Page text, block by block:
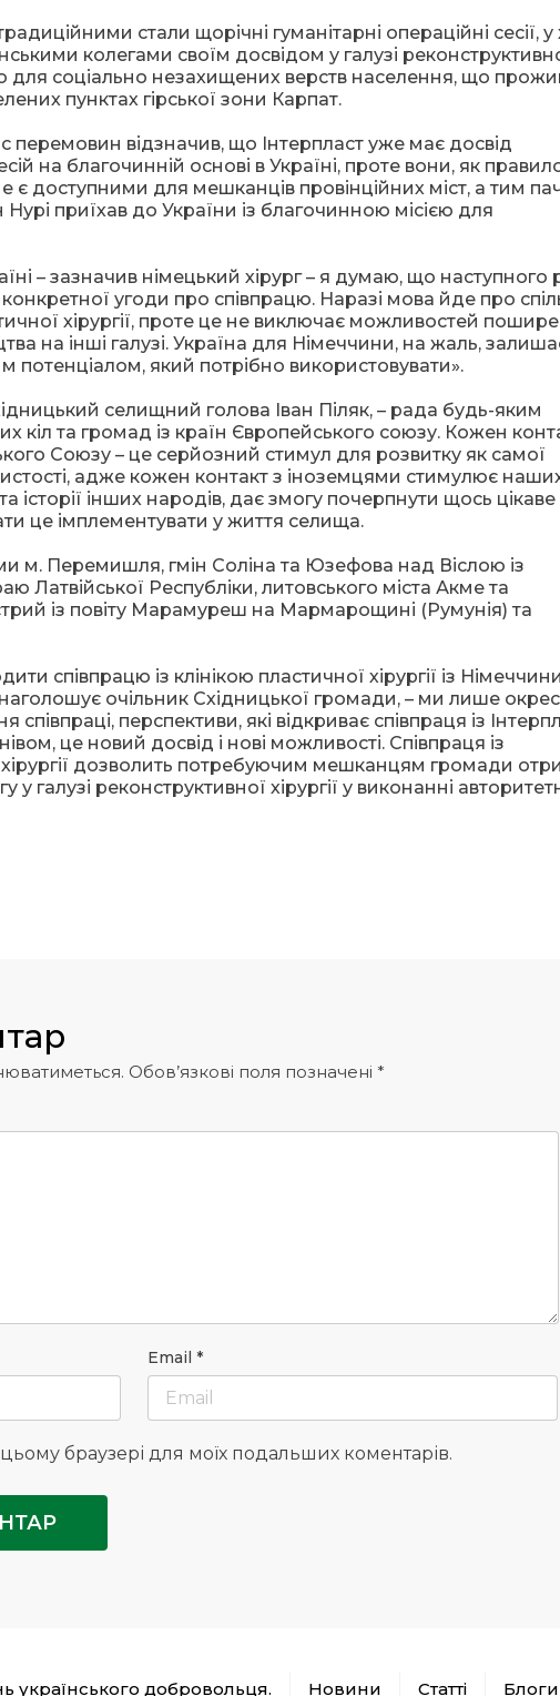
стали щорічні гуманітарні операційні сесії, у
колегами своїм досвідом у галузі
для соціально незахищених верств населення, що
пунктах гірської зони Карпат.
перемовин відзначив, що Інтерпласт уже має досвід
на благочинній основі в Україні, проте вони, як
є доступними для мешканців провінційних міст, а тим
Нурі приїхав до України із благочинною місією для
– зазначив німецький хірург – я думаю, що наступного
угоди про співпрацю. Наразі мова йде про
хірургії, проте це не виключає можливостей
на інші галузі. Україна для Німеччини, на жаль,
потенціалом, який потрібно використовувати».
селищний голова Іван Піляк, – рада будь-яким
кіл та громад із країн Європейського союзу. Кожен
Союзу – це серйозний стимул для розвитку як самої
адже кожен контакт з іноземцями стимулює
інших народів, дає змогу почерпнути щось цікаве
це імплементувати у життя селища.
м. Перемишля, гмін Соліна та Юзефова над Віслою із
Латвійської Республіки, литовського міста Акме та
із повіту Марамуреш на Мармарощині (Румунія) та
співпрацю із клінікою пластичної хірургії із
очільник Східницької громади, – ми лише
перспективи, які відкриває співпраця із
це новий досвід і нові можливості. Співпраця із
дозволить потребуючим мешканцям громади
галузі реконструктивної хірургії у виконанні
Обов’язкові поля позначені *
Email *
браузері для моїх подальших коментарів.
українського добровольця. Новини Статті Блоги